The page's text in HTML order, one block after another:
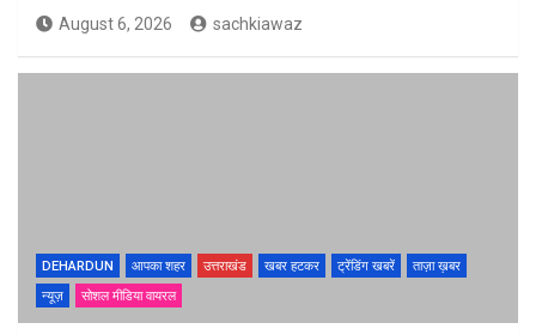
August 6, 2026 sachkiawaz
DEHARDUN आपका शहर उत्तराखंड खबर हटकर ट्रेंडिंग खबरें
ताज़ा ख़बर
न्यूज़
सोशल मीडिया वायरल